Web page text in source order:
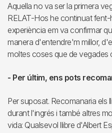
Aquella no va ser la primera
RELAT-Hos he continuat
experiència em va confirmar
manera d'entendre'm millor,
moltes coses que de vegades
- Per últim, ens pots
Per suposat. Recomanaria els
durant l'ingrés i també altres
vida: Qualsevol llibre d'Albert